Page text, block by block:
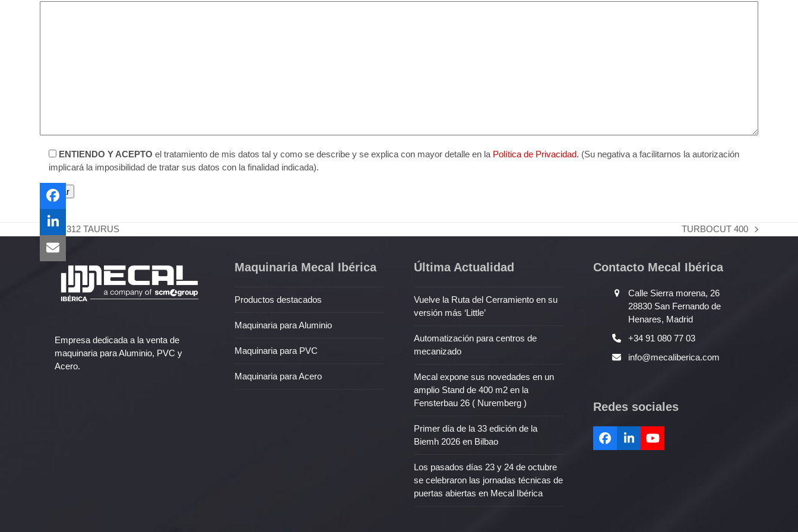
ENTIENDO Y ACEPTO el tratamiento de mis datos tal y como se describe y se explica con mayor detalle en la Política de Privacidad. (Su negativa a facilitarnos la autorización
implicará la imposibilidad de tratar sus datos con la finalidad indicada).
previous
post:
MC 312 TAURUS
next
TURBOCUT 400
Empresa dedicada a la venta de
maquinaria para Aluminio, PVC y
Acero.
Maquinaria Mecal Ibérica
Productos destacados
Maquinaria para Aluminio
Maquinaria para PVC
Maquinaria para Acero
Última Actualidad
Vuelve la Ruta del Cerramiento en su
versión más ‘Little’
Automatización para centros de
mecanizado
Mecal expone sus novedades en un
amplio Stand de 400 m2 en la
Fensterbau 26 ( Nuremberg )
Primer día de la 33 edición de la
Biemh 2026 en Bilbao
Los pasados días 23 y 24 de octubre
se celebraron las jornadas técnicas de
puertas abiertas en Mecal Ibérica
Contacto Mecal Ibérica
Calle Sierra morena, 26
28830 San Fernando de
Henares, Madrid
+34 91 080 77 03
info@mecaliberica.com
Redes sociales
Facebook
LinkedInYouTube